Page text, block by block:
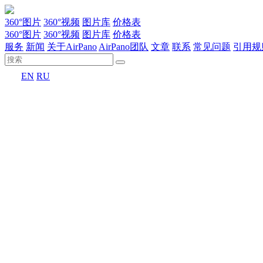
360°图片 360°视频 图片库 价格表
360°图片 360°视频 图片库 价格表
服务 新闻 关于AirPano AirPano团队 文章 联系 常见问题 引用
EN RU